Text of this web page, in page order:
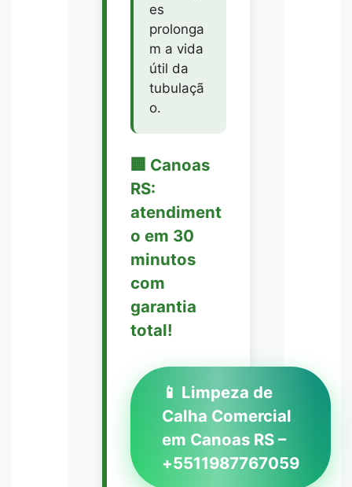
es
prolonga
m a vida
útil da
tubulaçã
o.
🏢 Canoas
RS:
atendiment
o em 30
minutos
com
garantia
total!
📱 Limpeza de
Calha Comercial
em Canoas RS –
+5511987767059